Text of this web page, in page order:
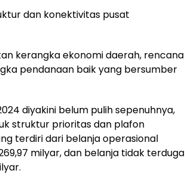
dan konektivitas pusat
kerangka ekonomi daerah, rencana
pendanaan baik yang bersumber
diyakini belum pulih sepenuhnya,
struktur prioritas dan plafon
terdiri dari belanja operasional
milyar, dan belanja tidak terduga